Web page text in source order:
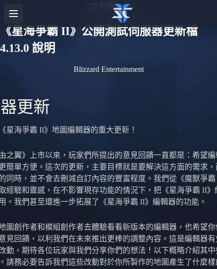
《星海爭霸II》
《星海爭霸 II》公開測試伺服器更新檔
4.13.0 說明
Blizzard Entertainment
更新
星海爭霸 II》地圖編輯器的重大更新！
之翼》上市以來，玩家們所提出的意見回饋一直都是：希望
簡單方便。這次的更新，主要目標就是要解決這方面的需求
同時，並不會去刪減自訂內容的豐富程度。我們從《魔獸爭
經驗和靈感，在不影響現存功能的情況下，把《星海爭霸 II》
。我們甚至還進一步拓展了《星海爭霸 II》編輯器的功能。
圖創作者和模組創作者去體驗看看新版本的編輯器，也希望
見回饋，以利我們在未來推出更棒的調整內容。這是編輯器
動，期待各位玩家與我們分享你們的想法！以下概略介紹其
請務必要告訴我們這些改動對於你所製作的地圖產生了什麼